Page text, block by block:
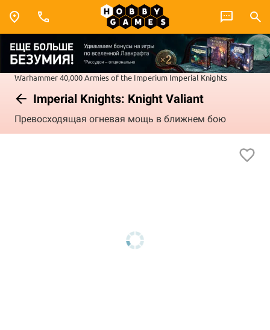
Warhammer 40,000Armies of the Imperium Imperial Knights
Imperial Knights: Knight Valiant
Превосходящая огневая мощь в ближнем бою